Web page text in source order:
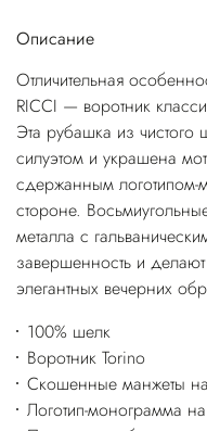
Описание
Отличительная
RICCI — воротник
Эта рубашка из чистого
силуэтом и украшена
сдержанным
стороне.
металла с
завершенность и
элегантных вечерних
100% шелк
Воротник Torino
Скошенные манжеты
Логотип-монограмма